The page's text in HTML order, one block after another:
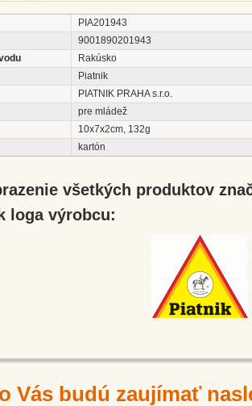
PIA201943
9001890201943
Rakúsko
Piatnik
PIATNIK PRAHA s.r.o.
pre mládež
10x7x2cm, 132g
kartón
všetkých produktov
loga výrobcu:
Vás budú zaujímať